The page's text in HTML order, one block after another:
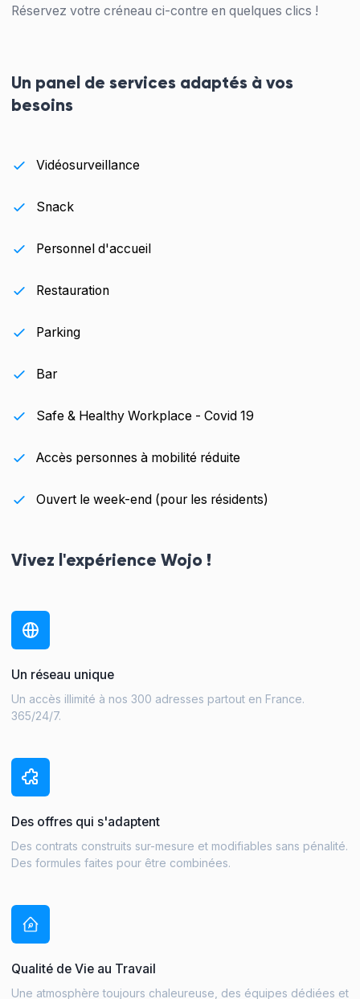
Réservez votre créneau ci-contre en quelques clics !
Un panel de services adaptés à vos
besoins
Vidéosurveillance
Snack
Personnel d'accueil
Restauration
Parking
Bar
Safe & Healthy Workplace - Covid 19
Accès personnes à mobilité réduite
Ouvert le week-end (pour les résidents)
Vivez l'expérience Wojo !
Un réseau unique
Un accès illimité à nos 300 adresses partout en France.
365/24/7.
Des offres qui s'adaptent
Des contrats construits sur-mesure et modifiables sans pénalité.
Des formules faites pour être combinées.
Qualité de Vie au Travail
Une atmosphère toujours chaleureuse, des équipes dédiées et